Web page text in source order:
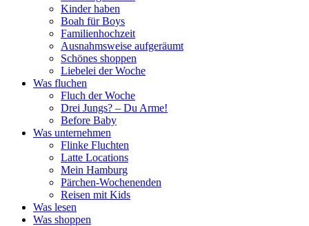
Kinder haben
Boah für Boys
Familienhochzeit
Ausnahmsweise aufgeräumt
Schönes shoppen
Liebelei der Woche
Was fluchen
Fluch der Woche
Drei Jungs? – Du Arme!
Before Baby
Was unternehmen
Flinke Fluchten
Latte Locations
Mein Hamburg
Pärchen-Wochenenden
Reisen mit Kids
Was lesen
Was shoppen